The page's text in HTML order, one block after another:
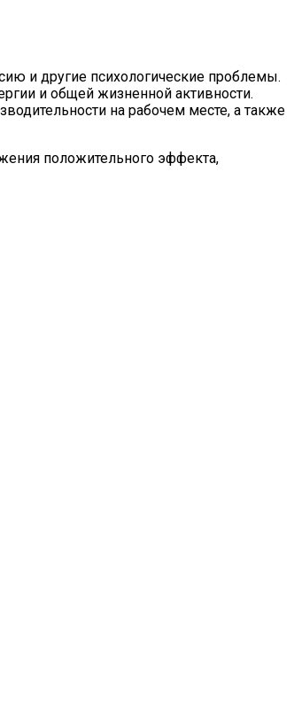
и другие психологические проблемы.
и общей жизненной активности.
на рабочем месте, а также
положительного эффекта,